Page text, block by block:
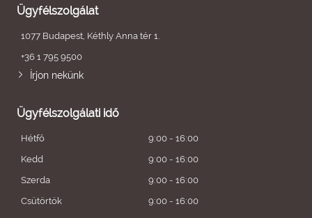
Ügyfélszolgálat
1077 Budapest, Kéthly Anna tér 1.
+36 1 795 9500
Írjon nekünk
Ügyfélszolgálati idő
Hétfő
9:00 - 16:00
Kedd
9:00 - 16:00
Szerda
9:00 - 16:00
Csütörtök
9:00 - 16:00